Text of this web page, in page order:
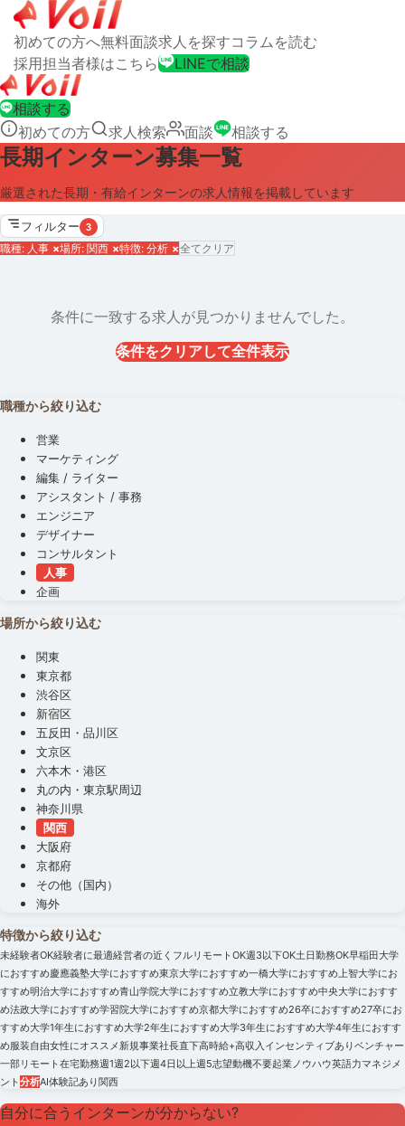
初めての方へ無料面談求人を探すコラムを読む
採用担当者様はこちら
LINEで相談
相談する
初めての方
求人検索 面談 相談する
長期インターン募集一覧
厳選された長期・有給インターンの求人情報を掲載しています
フィルター 3
職種: 人事 ×場所: 関西 ×特徴: 分析 ×全てクリア
条件に一致する求人が見つかりませんでした。
条件をクリアして全件表示
職種から絞り込む
営業
マーケティング
編集 / ライター
アシスタント / 事務
エンジニア
デザイナー
コンサルタント
人事
企画
場所から絞り込む
関東
東京都
渋谷区
新宿区
五反田・品川区
文京区
六本木・港区
丸の内・東京駅周辺
神奈川県
関西
大阪府
京都府
その他（国内）
海外
特徴から絞り込む
未経験者OK経験者に最適経営者の近く フルリモートOK週3以下OK土日勤務OK早稲田大学
におすすめ慶應義塾大学におすすめ東京大学におすすめ一橋大学におすすめ上智大学にお
すすめ明治大学におすすめ青山学院大学におすすめ立教大学におすすめ中央大学におすす
め法政大学におすすめ学習院大学におすすめ京都大学におすすめ26卒におすすめ27卒にお
すすめ大学1年生におすすめ大学2年生におすすめ大学3年生におすすめ大学4年生におすす
め服装自由女性にオススメ新規事業社長直下高時給+高収入 インセンティブありベンチャー
一部リモート在宅勤務週1週2以下週4日以上週5志望動機不要起業ノウハウ英語力マネジメ
ント分析AI体験記あり関西
自分に合うインターンが分からない?